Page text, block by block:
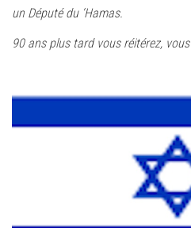
un Député du ‘Hamas.
90 ans plus tard vous réitérez,